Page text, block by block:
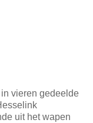
in vieren gedeelde
uit het wapen